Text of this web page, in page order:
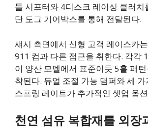
들 시프터와 4디스크 레이싱 클러치
단 도그 기어박스를 통해 전달된다.
섀시 측면에서 신형 고객 레이스카
911 컵과 다른 접근을 취한다. 각각
이 양산 모델에서 표준이듯 5홀 패
착된다. 듀얼 조절 가능 댐퍼와 세
스프링 레이트가 추가적인 셋업 옵
천연 섬유 복합재를 외장